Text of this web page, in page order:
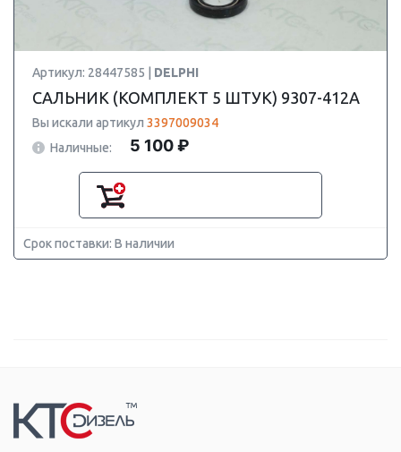
Артикул: 28447585 | DELPHI
САЛЬНИК (КОМПЛЕКТ 5 ШТУК) 9307-412A
Вы искали артикул 3397009034
Наличные:
5 100 ₽
Срок поставки: В наличии